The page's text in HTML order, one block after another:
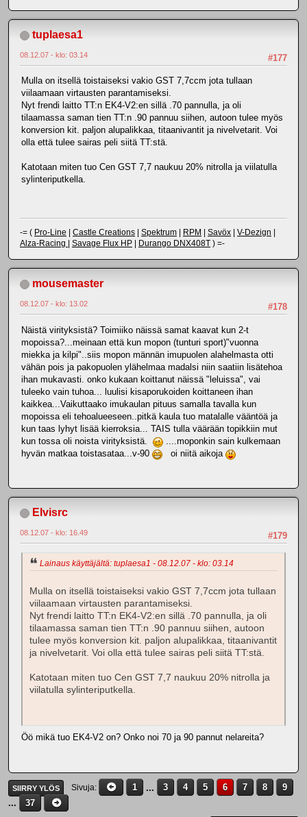
tuplaesa1
#177
08.12.07 - klo: 03.14
Mulla on itsellä toistaiseksi vakio GST 7,7ccm jota tullaan
viilaamaan virtausten parantamiseksi.
Nyt frendi laitto TT:n EK4-V2:en sillä .70 pannulla, ja oli
tilaamassa saman tien TT:n .90 pannuu siihen, autoon tulee myös
konversion kit. paljon alupalikkaa, titaanivantit ja nivelvetarit. Voi
olla että tulee sairas peli siitä TT:stä.
Katotaan miten tuo Cen GST 7,7 naukuu 20% nitrolla ja viilatulla
sylinteriputkella.
-= ( Pro-Line Castle Creations Spektrum RPM Savöx V-Dezign
Alza-Racing
Savage Flux HP Durango DNX408T ) =-
mousemaster
#178
08.12.07 - klo: 13.02
Näistä virityksistä? Toimiiko näissä samat kaavat kun 2-t
mopoissa?...meinaan että kun mopon (tunturi sport)"vuonna
miekka ja kilpi"..siis mopon männän imupuolen alahelmasta otti
vähän pois ja pakopuolen ylähelmaa madalsi niin saatiin lisätehoa
ihan mukavasti. onko kukaan koittanut näissä "leluissa", vai
tuleeko vain tuhoa... luulisi kisaporukoiden koittaneen ihan
kaikkea...Vaikuttaako imukaulan pituus samalla tavalla kun
mopoissa eli tehoalueeseen..pitkä kaula tuo matalalle vääntöä ja
kun taas lyhyt lisää kierroksia... TAIS tulla väärään topikkiin mut
kun tossa oli noista virityksistä.
....moponkin sain kulkemaan
hyvän matkaa toistasataa...v-90
oi niitä aikoja
Elvisrc
#179
08.12.07 - klo: 16.49
Lainaus käyttäjältä: tuplaesa1 - 08.12.07 - klo: 03.14
Mulla on itsellä toistaiseksi vakio GST 7,7ccm jota tullaan
viilaamaan virtausten parantamiseksi.
Nyt frendi laitto TT:n EK4-V2:en sillä .70 pannulla, ja oli
tilaamassa saman tien TT:n .90 pannuu siihen, autoon
tulee myös konversion kit. paljon alupalikkaa, titaanivantit
ja nivelvetarit. Voi olla että tulee sairas peli siitä TT:stä.
Katotaan miten tuo Cen GST 7,7 naukuu 20% nitrolla ja
viilatulla sylinteriputkella.
Öö mikä tuo EK4-V2 on? Onko noi 70 ja 90 pannut nelareita?
SIIRRY YLÖS Sivuja 1 ... 3 4 5 6 7 8
9
...
37